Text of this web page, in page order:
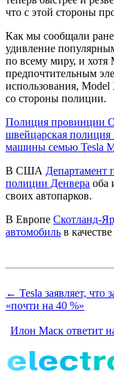
что с этой стороны
Как мы сообщали
удивление
по всему миру, и хотя
предпочтительным
использования,
со стороны полиции.
Полиция провинции
швейцарская полиция
машины семью Tesla
В США Департамент
полиции Денвера оба
своих автопарков.
В Европе Скотланд-
автомобиль в
← Tesla заявляет, что
«почти на 40 %»
Илон Маск ответит